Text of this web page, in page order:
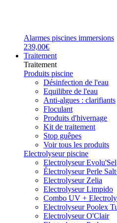
Alarmes piscines immersions
239,00€
Traitement
Traitement
Produits piscine
Désinfection de l'eau
Equilibre de l'eau
Anti-algues : clarifiants
Floculant
Produits d'hivernage
Kit de traitement
Stop guêpes
Voir tous les produits
Electrolyseur piscine
Electrolyseur Evolu'Sel
Électrolyseur Perle
Electrolyseur Zelia
Electrolyseur Limpido
Combo UV +
Electrolyseur Poolex
Electrolyseur O'Clair